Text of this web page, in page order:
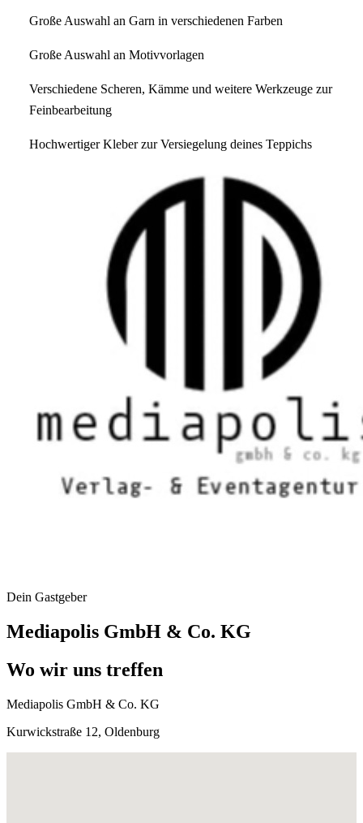
Große Auswahl an Garn in verschiedenen Farben
Große Auswahl an Motivvorlagen
Verschiedene Scheren, Kämme und weitere Werkzeuge zur
Feinbearbeitung
Hochwertiger Kleber zur Versiegelung deines Teppichs
Dein Gastgeber
Mediapolis GmbH & Co. KG
Wo wir uns treffen
Mediapolis GmbH & Co. KG
Kurwickstraße 12, Oldenburg